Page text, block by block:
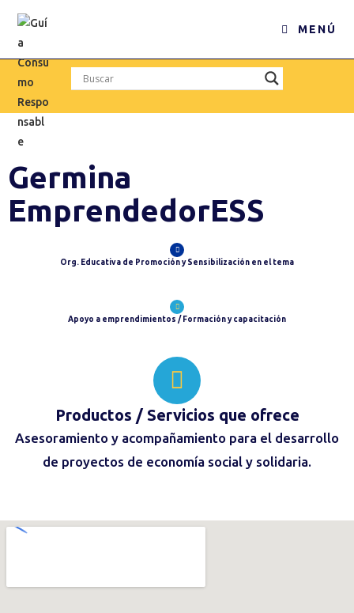
MENÚ
Germina
EmprendedorESS
Org. Educativa de Promoción y Sensibilización en el tema
Apoyo a emprendimientos / Formación y capacitación
Productos / Servicios que ofrece
Asesoramiento y acompañamiento para el desarrollo
de proyectos de economía social y solidaria.